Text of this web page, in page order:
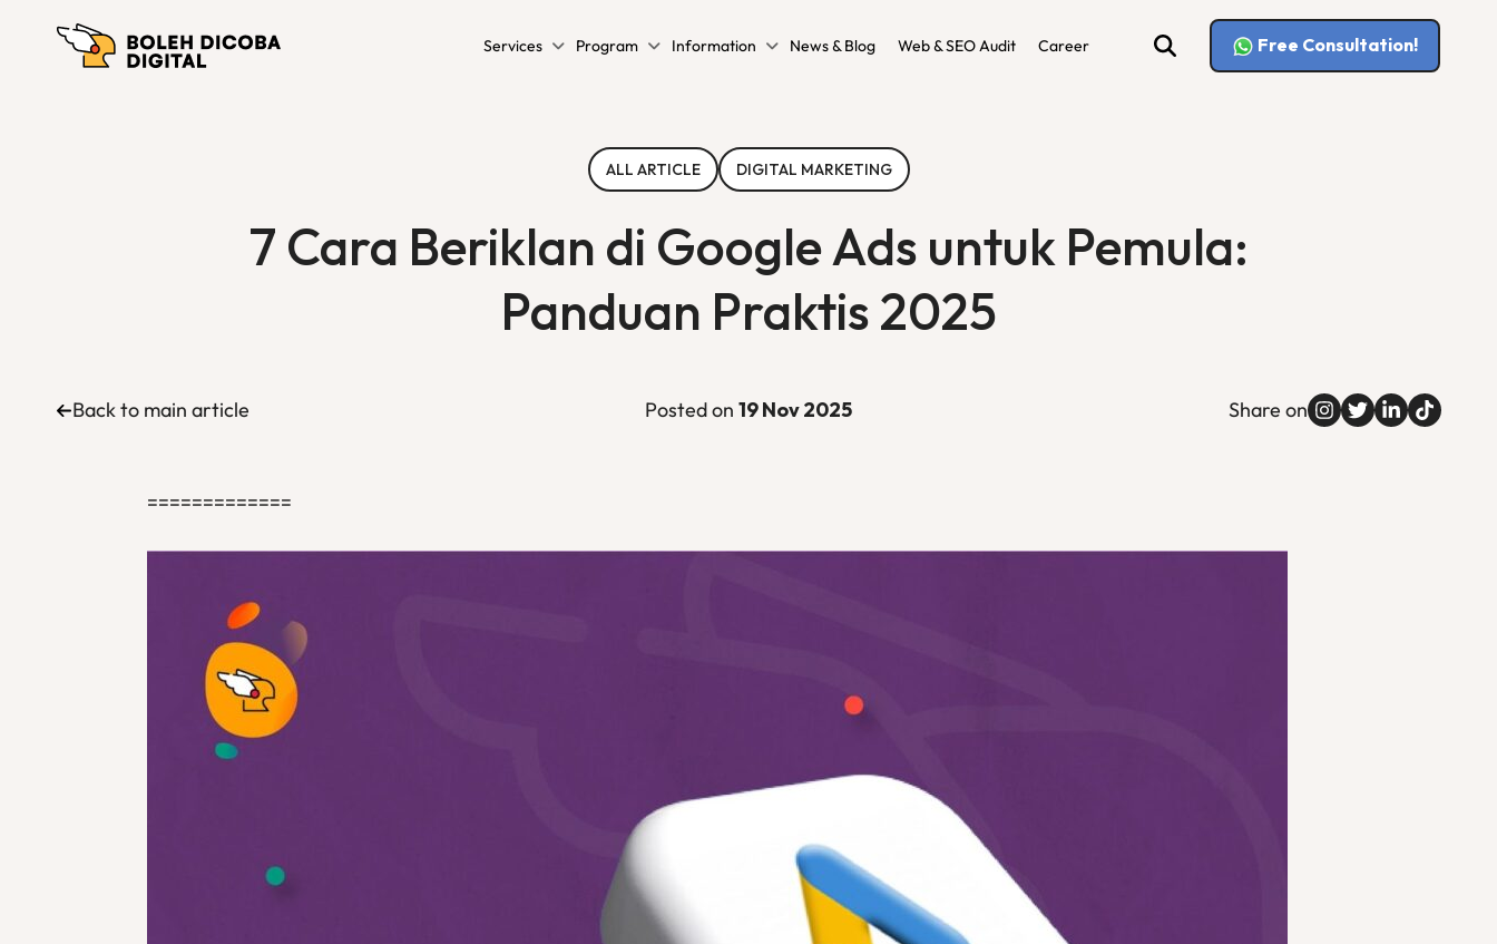
Services Program Information News & Blog Web & SEO Audit Career Free Consultation!
ALL ARTICLE DIGITAL MARKETING
7 Cara Beriklan di Google Ads untuk Pemula:
Panduan Praktis 2025
Back to main article Posted on 19 Nov 2025 Share on
=============